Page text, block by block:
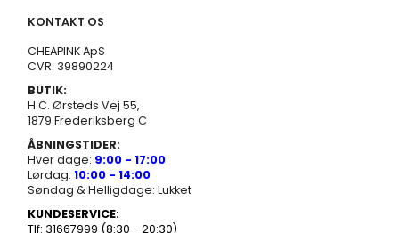
KONTAKT OS
CHEAPINK ApS
CVR: 39890224
BUTIK:
H.C. Ørsteds Vej 55,
1879 Frederiksberg C
ÅBNINGSTIDER:
Hver dage: 9:00 - 17:00
Lørdag: 10:00 - 14:00
Søndag & Helligdage: Lukket
KUNDESERVICE:
Tlf: 31667999 (8:30 - 20:30)